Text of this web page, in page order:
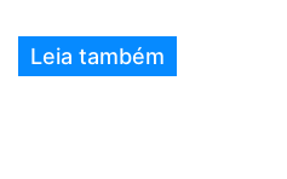
Leia também